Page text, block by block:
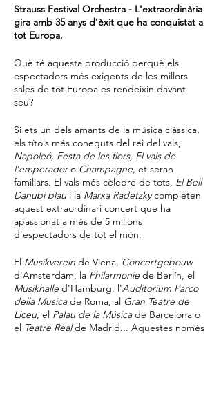
Strauss Festival Orchestra - L'extraordinària
gira amb 35 anys d’èxit que ha conquistat a
tot Europa.
Què té aquesta producció perquè els
espectadors més exigents de les millors
sales de tot Europa es rendeixin davant
seu?
Si ets un dels amants de la música clàssica,
els títols més coneguts del rei del vals,
Napoleó, Festa de les flors, El vals de
l'emperadoro Champagne, et seran
familiars. El vals més cèlebre de tots, El Bell
Danubi blau i la Marxa Radetzkycompleten
aquest extraordinari concert que ha
apassionat a més de 5 milions
d'espectadors de tot el món.
El Musikverein de Viena, Concertgebouw
d'Amsterdam, la Philarmonie de Berlín, el
Musikhalle d'Hamburg, l'Auditorium Parco
della Musicade Roma, al Gran Teatre de
Liceu, el Palau de la Músicade Barcelona o
el Teatre Realde Madrid... Aquestes només